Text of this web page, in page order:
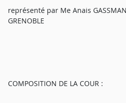
représenté par Me Anais
GRENOBLE
COMPOSITION DE LA COUR :